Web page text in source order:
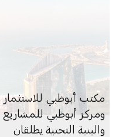
مكتب أبوظبي للاستثمار
ومركز أبوظبي للمشاريع
والبنية التحتية يطلقان